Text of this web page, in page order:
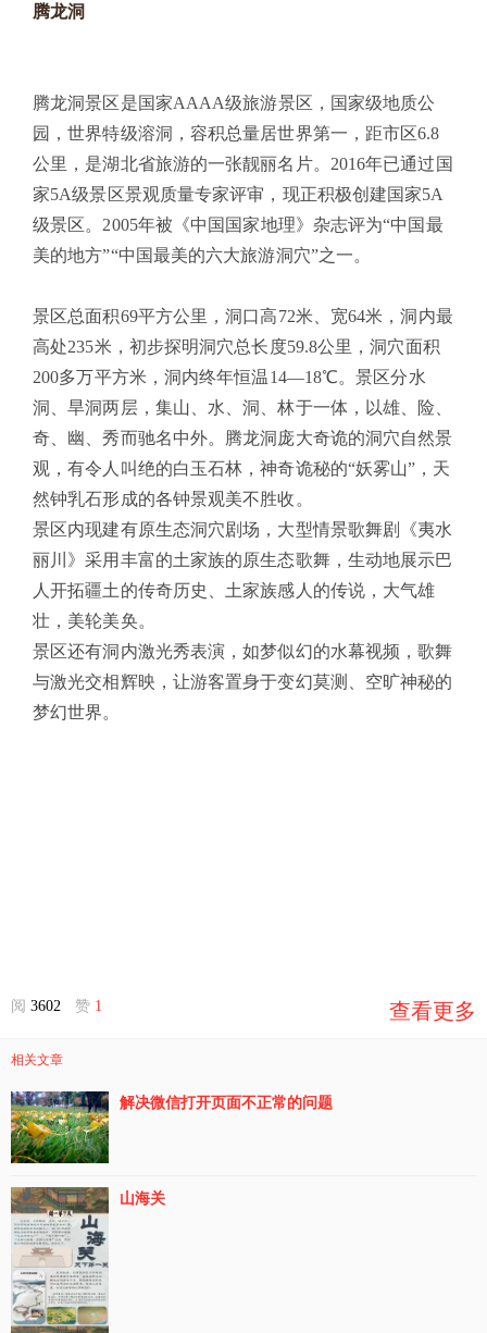
腾龙洞
腾龙洞景区是国家AAAA级旅游景区，国家级地质公
园，世界特级溶洞，容积总量居世界第一，距市区6.8
公里，是湖北省旅游的一张靓丽名片。2016年已通过国
家5A级景区景观质量专家评审，现正积极创建国家5A
级景区。2005年被《中国国家地理》杂志评为“中国最
美的地方”“中国最美的六大旅游洞穴”之一。
景区总面积69平方公里，洞口高72米、宽64米，洞内最
高处235米，初步探明洞穴总长度59.8公里，洞穴面积
200多万平方米，洞内终年恒温14—18℃。景区分水
洞、旱洞两层，集山、水、洞、林于一体，以雄、险、
奇、幽、秀而驰名中外。腾龙洞庞大奇诡的洞穴自然景
观，有令人叫绝的白玉石林，神奇诡秘的“妖雾山”，天
然钟乳石形成的各钟景观美不胜收。
景区内现建有原生态洞穴剧场，大型情景歌舞剧《夷水
丽川》采用丰富的土家族的原生态歌舞，生动地展示巴
人开拓疆土的传奇历史、土家族感人的传说，大气雄
壮，美轮美奂。
景区还有洞内激光秀表演，如梦似幻的水幕视频，歌舞
与激光交相辉映，让游客置身于变幻莫测、空旷神秘的
梦幻世界。
阅 3602 赞 1 查看更多
相关文章
解决微信打开页面不正常的问题
山海关